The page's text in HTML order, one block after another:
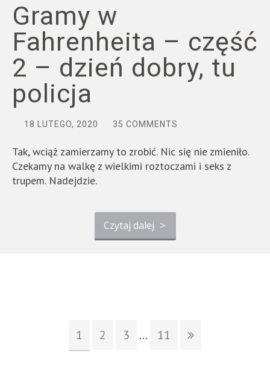
Gramy w
Fahrenheita – część
2 – dzień dobry, tu
policja
18 LUTEGO, 2020 35 COMMENTS
Tak, wciąż zamierzamy to zrobić. Nic się nie zmieniło.
Czekamy na walkę z wielkimi roztoczami i seks z
trupem. Nadejdzie.
Czytaj dalej >
1 2 3 ... 11